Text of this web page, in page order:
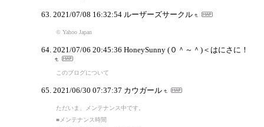
2021/07/08 16:32:54 ルーザーズサークル
© Yahoo Japan
2021/07/06 20:45:36 HoneySunny (０＾～＾)＜はにさに！
このブログについて
2021/06/30 07:37:37 カウガール
ただいま、メンテナンス中です。
■メンテナンス時間